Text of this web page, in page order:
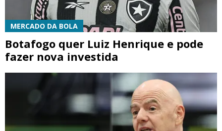
MERCADO DA BOLA
Botafogo quer Luiz Henrique e pode
fazer nova investida